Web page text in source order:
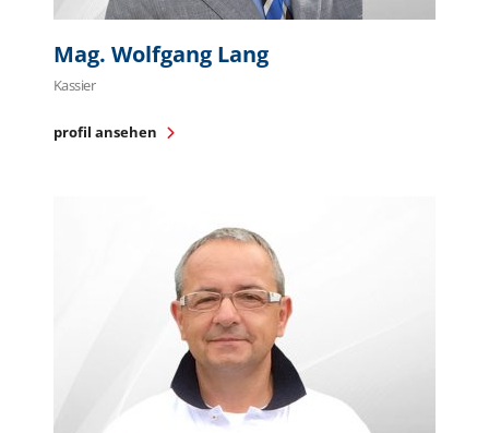
Mag. Wolfgang Lang
Kassier
profil ansehen